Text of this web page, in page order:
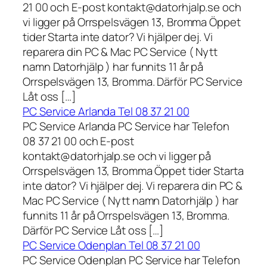
21 00 och E-post kontakt@datorhjalp.se och
vi ligger på Orrspelsvägen 13, Bromma Öppet
tider Starta inte dator? Vi hjälper dej. Vi
reparera din PC & Mac PC Service ( Nytt
namn Datorhjälp ) har funnits 11 år på
Orrspelsvägen 13, Bromma. Därför PC Service
Låt oss […]
PC Service Arlanda Tel 08 37 21 00
PC Service Arlanda PC Service har Telefon
08 37 21 00 och E-post
kontakt@datorhjalp.se och vi ligger på
Orrspelsvägen 13, Bromma Öppet tider Starta
inte dator? Vi hjälper dej. Vi reparera din PC &
Mac PC Service ( Nytt namn Datorhjälp ) har
funnits 11 år på Orrspelsvägen 13, Bromma.
Därför PC Service Låt oss […]
PC Service Odenplan Tel 08 37 21 00
PC Service Odenplan PC Service har Telefon